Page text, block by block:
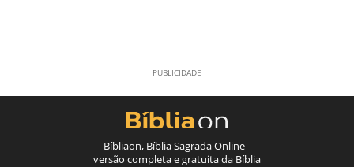
Bíbliaon, Bíblia Sagrada Online -
versão completa e gratuita da Bíblia